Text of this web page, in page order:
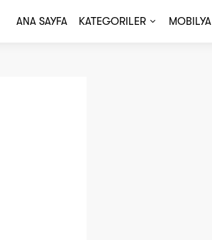
ANA SAYFA KATEGORILER MOBILYA